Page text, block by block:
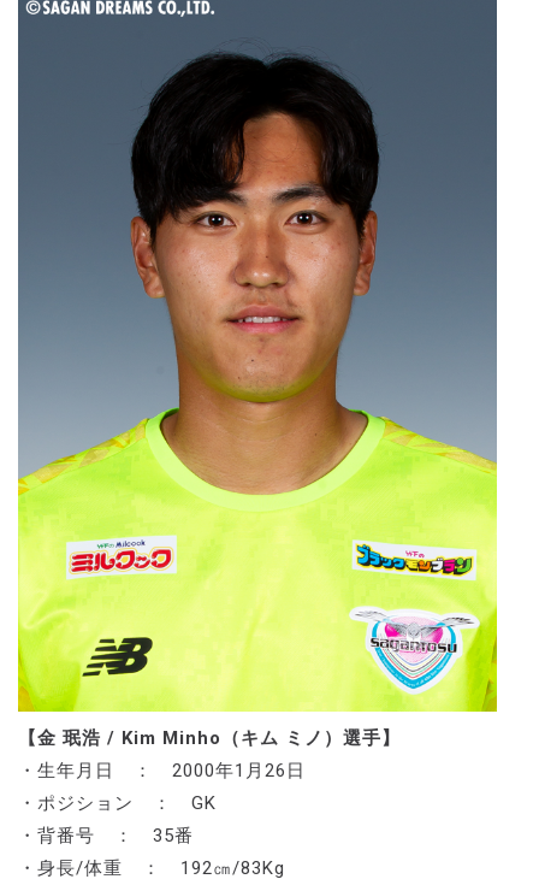
【金 珉浩 / Kim Minho（キム ミノ）選手】
・生年月日 ： 2000年1月26日
・ポジション ： GK
・背番号 ： 35番
・身長/体重 ： 192㎝/83Kg